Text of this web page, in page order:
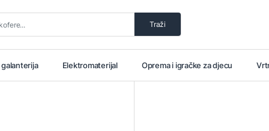
Traži
Elektromaterijal Oprema i igračke za djecu